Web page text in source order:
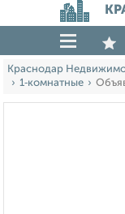
Краснодар
1‑комнатные